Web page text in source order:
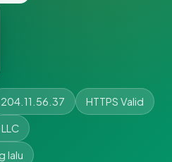
204.11.56.37 HTTPS Valid
lalu